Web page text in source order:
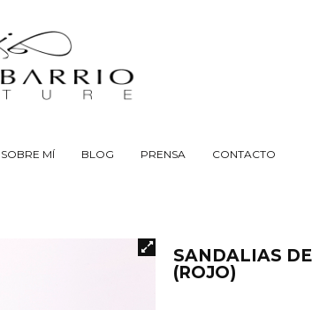
SOBRE MÍ BLOG PRENSA CONTACTO
SANDALIAS
(ROJO)